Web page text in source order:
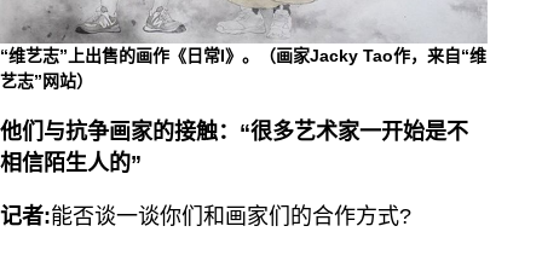
“维艺志”上出售的画作《日常I》。（画家Jacky Tao作，来自“维
艺志”网站）
他们与抗争画家的接触：“很多艺术家一开始是不
相信陌生人的”
记者:能否谈一谈你们和画家们的合作方式?